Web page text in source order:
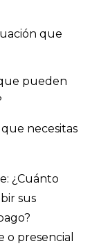
que
pueden
necesitas
¿Cuánto
sus
presencial